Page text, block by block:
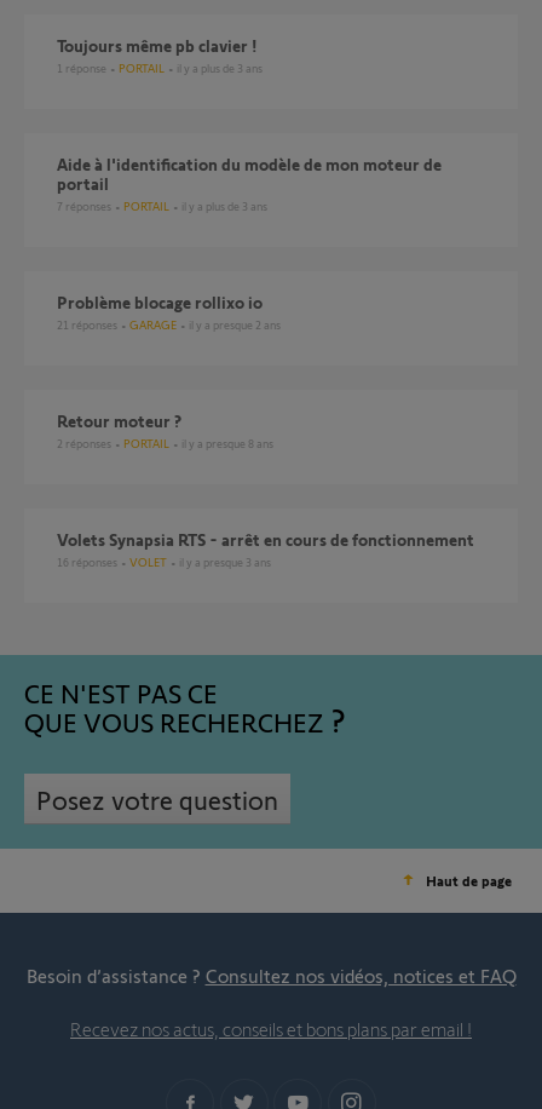
Toujours même pb clavier !
1 réponse PORTAIL il y a plus de 3 ans
Aide à l'identification du modèle de mon moteur de
portail
7 réponses PORTAIL il y a plus de 3 ans
Problème blocage rollixo io
21 réponses GARAGE il y a presque 2 ans
Retour moteur ?
2 réponses PORTAIL il y a presque 8 ans
Volets Synapsia RTS - arrêt en cours de fonctionnement
16 réponses VOLET il y a presque 3 ans
CE N'EST PAS CE
QUE VOUS RECHERCHEZ
Posez votre question
Haut de page
Besoin d’assistance ? Consultez nos vidéos, notices et FAQ
Recevez nos actus, conseils et bons plans par email !